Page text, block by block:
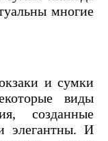
многие
и сумки
виды
созданные
элегантны. И